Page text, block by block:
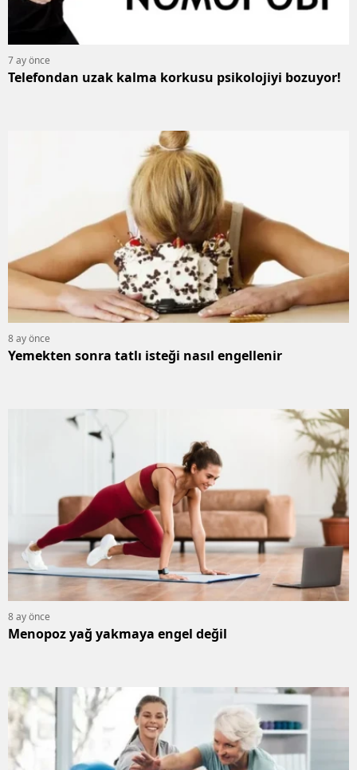
7 ay önce
Telefondan uzak kalma korkusu psikolojiyi bozuyor!
8 ay önce
Yemekten sonra tatlı isteği nasıl engellenir
8 ay önce
Menopoz yağ yakmaya engel değil